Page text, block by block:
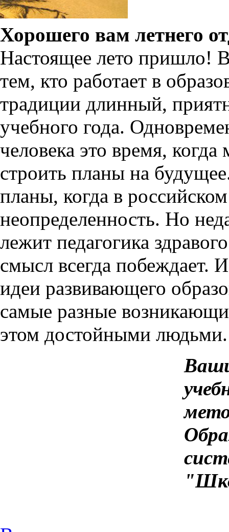
Хорошего вам летнего
Настоящее лето пришло!
тем, кто работает в
традиции длинный,
учебного года.
человека это время,
строить планы на
планы, когда в
неопределенность. Но
лежит педагогика
смысл всегда побеждает.
идеи развивающего
самые разные
этом достойными